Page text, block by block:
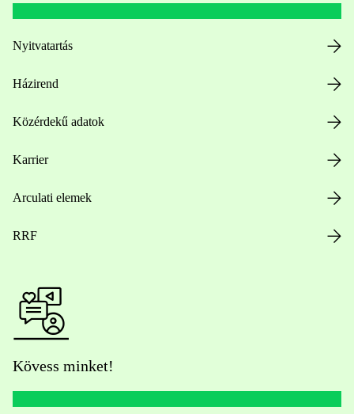
Nyitvatartás
Házirend
Közérdekű adatok
Karrier
Arculati elemek
RRF
Kövess minket!